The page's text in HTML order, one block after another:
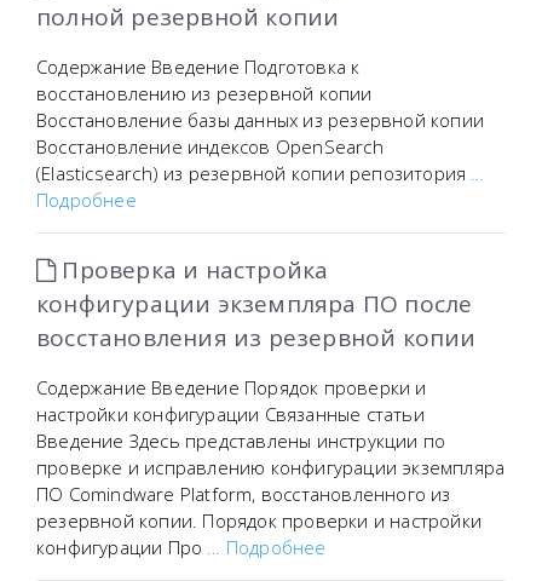
полной резервной копии
Содержание Введение Подготовка к
восстановлению из резервной копии
Восстановление базы данных из резервной копии
Восстановление индексов OpenSearch
(Elasticsearch) из резервной копии репозитория …
Подробнее
Проверка и настройка
конфигурации экземпляра ПО после
восстановления из резервной копии
Содержание Введение Порядок проверки и
настройки конфигурации Связанные статьи
Введение Здесь представлены инструкции по
проверке и исправлению конфигурации экземпляра
ПО Comindware Platform, восстановленного из
резервной копии. Порядок проверки и настройки
конфигурации Про … Подробнее